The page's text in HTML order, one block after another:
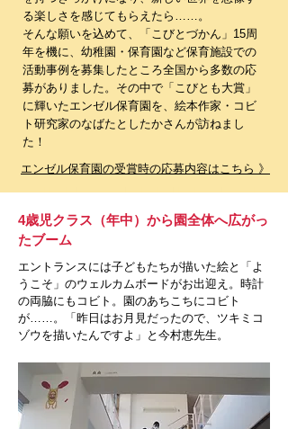
る楽しさを感じてもらえたら……。
そんな願いを込めて、「こびとづかん」15周
年を機に、幼稚園・保育園など保育施設での
活動事例を募集したところ全国から多数の応
募がありました。その中で「こびとも大賞」
に輝いたエンゼル保育園を、絵本作家・コビ
ト研究家のなばたとしたかさんが訪ねまし
た！
エンゼル保育園の受賞時の応募内容はこちら 》
4歳児クラス（年中）から園全体へ広がっ
たブーム
エントランスには子どもたちが描いた絵と「よ
うこそ」のウェルカムボードがお出迎え。時計
の両脇にもコビト。園のあちこちにコビト
が……。「昨日はお月見だったので、ツキミコ
ゾウを描いたんですよ」と今村恵先生。